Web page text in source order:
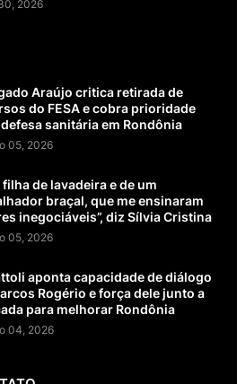
2026
Araújo critica retirada de
do FESA e cobra prioridade
sanitária em Rondônia
05, 2026
filha de lavadeira e de um
braçal, que me ensinaram
inegociáveis”, diz Sílvia Cristina
05, 2026
aponta capacidade de diálogo
Rogério e força dele junto a
para melhorar Rondônia
04, 2026